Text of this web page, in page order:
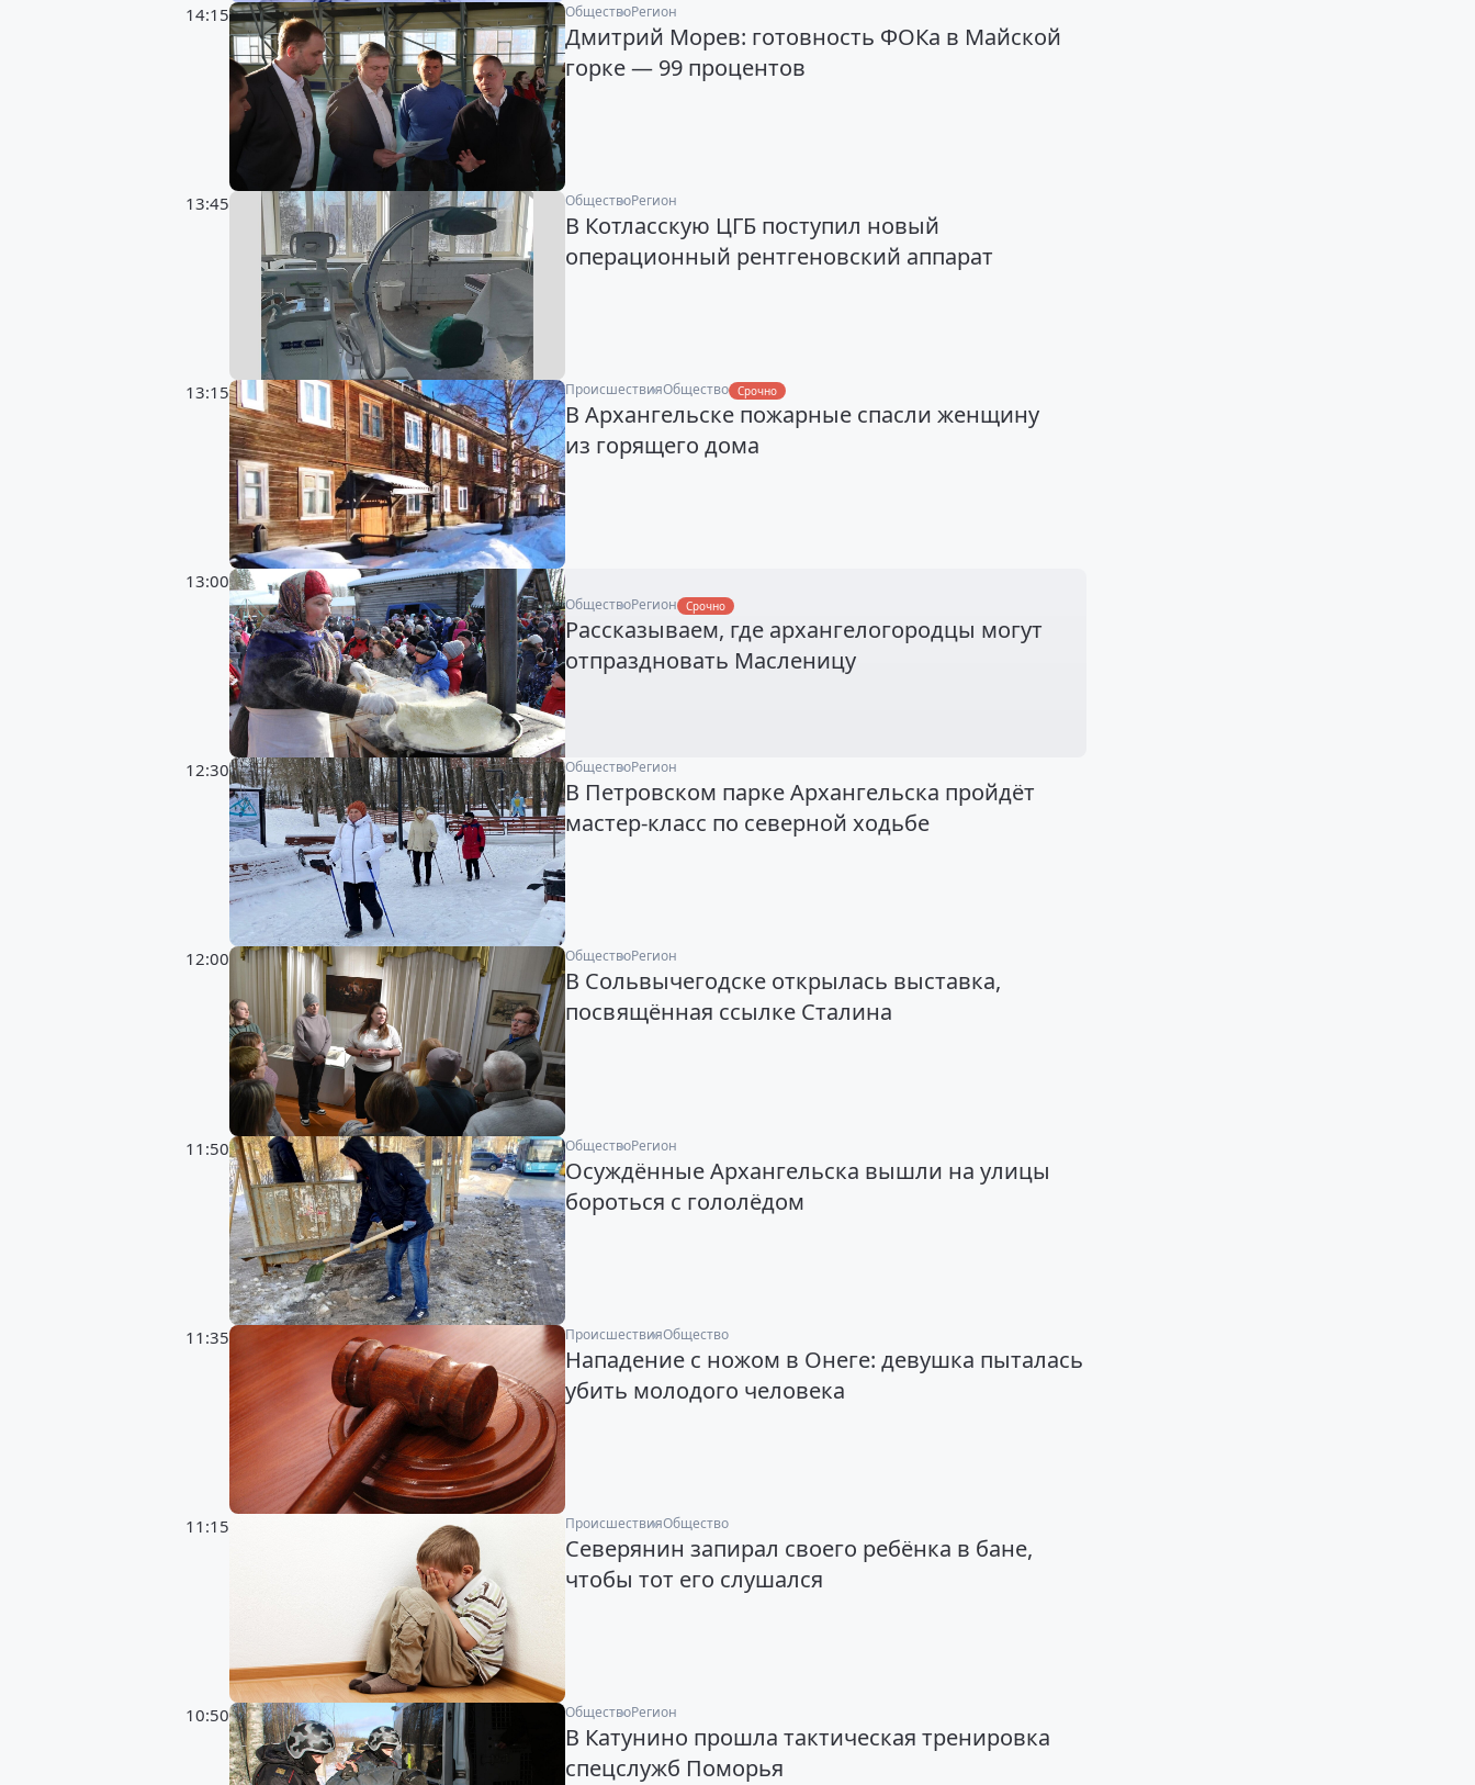
14:15 ОбществоРегион
Дмитрий Морев: готовность ФОКа в Майской
горке — 99 процентов
13:45 ОбществоРегион
В Котласскую ЦГБ поступил новый
операционный рентгеновский аппарат
13:15 ПроисшествияОбщество Срочно
В Архангельске пожарные спасли женщину
из горящего дома
13:00
ОбществоРегион Срочно
Рассказываем, где архангелогородцы могут
отпраздновать Масленицу
12:30 ОбществоРегион
В Петровском парке Архангельска пройдёт
мастер-класс по северной ходьбе
12:00 ОбществоРегион
В Сольвычегодске открылась выставка,
посвящённая ссылке Сталина
11:50 ОбществоРегион
Осуждённые Архангельска вышли на улицы
бороться с гололёдом
11:35 ПроисшествияОбщество
Нападение с ножом в Онеге: девушка пыталась
убить молодого человека
11:15 ПроисшествияОбщество
Северянин запирал своего ребёнка в бане,
чтобы тот его слушался
10:50 ОбществоРегион
В Катунино прошла тактическая тренировка
спецслужб Поморья